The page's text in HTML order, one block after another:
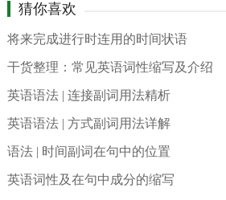
猜你喜欢
将来完成进行时连用的时间状语
干货整理：常见英语词性缩写及介绍
英语语法 | 连接副词用法精析
英语语法 | 方式副词用法详解
语法 | 时间副词在句中的位置
英语词性及在句中成分的缩写